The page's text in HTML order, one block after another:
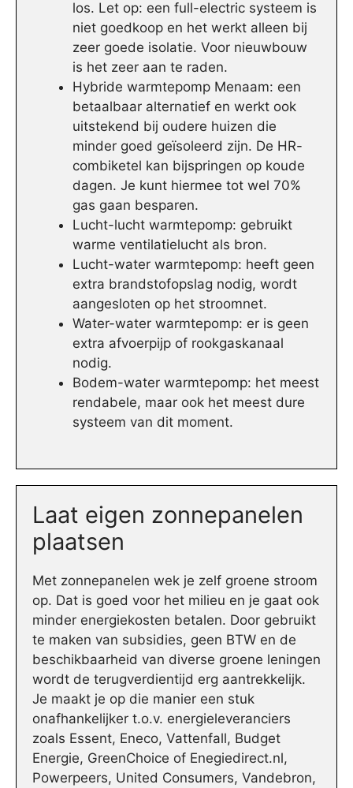
los. Let op: een full-electric systeem is
niet goedkoop en het werkt alleen bij
zeer goede isolatie. Voor nieuwbouw
is het zeer aan te raden.
Hybride warmtepomp Menaam: een
betaalbaar alternatief en werkt ook
uitstekend bij oudere huizen die
minder goed geïsoleerd zijn. De HR-
combiketel kan bijspringen op koude
dagen. Je kunt hiermee tot wel 70%
gas gaan besparen.
Lucht-lucht warmtepomp: gebruikt
warme ventilatielucht als bron.
Lucht-water warmtepomp: heeft geen
extra brandstofopslag nodig, wordt
aangesloten op het stroomnet.
Water-water warmtepomp: er is geen
extra afvoerpijp of rookgaskanaal
nodig.
Bodem-water warmtepomp: het meest
rendabele, maar ook het meest dure
systeem van dit moment.
Laat eigen zonnepanelen
plaatsen
Met zonnepanelen wek je zelf groene stroom
op. Dat is goed voor het milieu en je gaat ook
minder energiekosten betalen. Door gebruikt
te maken van subsidies, geen BTW en de
beschikbaarheid van diverse groene leningen
wordt de terugverdientijd erg aantrekkelijk.
Je maakt je op die manier een stuk
onafhankelijker t.o.v. energieleveranciers
zoals Essent, Eneco, Vattenfall, Budget
Energie, GreenChoice of Enegiedirect.nl,
Powerpeers, United Consumers, Vandebron,